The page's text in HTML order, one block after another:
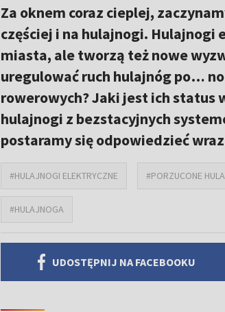
Za oknem coraz cieplej,
częściej i na hulajnogi.
miasta, ale tworzą też nowe
uregulować ruch hulajnóg po…
rowerowych? Jaki jest ich status
hulajnogi z bezstacyjnych
postaramy się odpowiedzieć
#HULAJNOGI ELEKTRYCZNE #PORZUCONE
#HULAJNOGA
UDOSTĘPNIJ NA FACEBOOKU